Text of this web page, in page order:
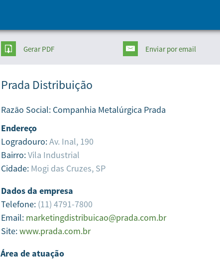
Gerar PDF Enviarpor email
Prada Distribuição
Razão Social: Companhia Metalúrgica Prada
Endereço
Logradouro:Av. Inal, 190
Bairro:Vila Industrial
Cidade: Mogi das Cruzes, SP
Dados da empresa
Telefone: (11) 4791-7800
Email: marketingdistribuicao@prada.com.br
Site:www.prada.com.br
Área de atuação